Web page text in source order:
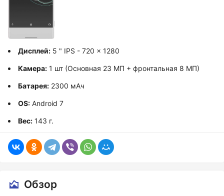
Дисплей: 5 " IPS - 720 x 1280
Камера: 1 шт (Основная 23 МП + фронтальная 8 МП)
Батарея: 2300 мАч
OS: Android 7
Вес: 143 г.
Обзор